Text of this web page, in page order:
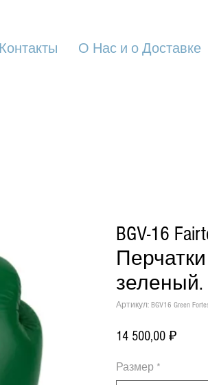
Контакты О Нас и о Доставке
BGV-16
зеленый.
Артикул: BGV16 Green
14 500,00 ₽
Размер *